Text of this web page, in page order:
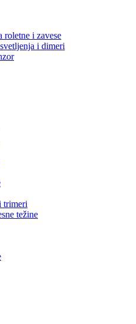
roletne i zavese
i dimeri
trimeri
težine